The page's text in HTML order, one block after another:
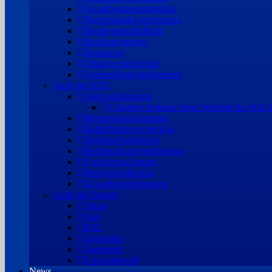
Grundbesitzerhaftpflicht
Photovoltaikversicherung
Bauherrenhaftpflicht
Baufinanzierung
Bausparen
Öltankversicherung
Feuerrohbauversicherung
Sach und KFZ
Autoversicherung
3 häufige Irrtümer beim Wechsel des Kfz-
Motorradversicherung
Haftpflichtversicherung
Tierhalterhaftpflicht
Rechtsschutzversicherung
Unfallversicherung
Reiseversicherung
Gewerbeversicherung
Geld und Sparen
Strom
Gas
DSL
Girokonto
Tagesgeld
Konsumkredit